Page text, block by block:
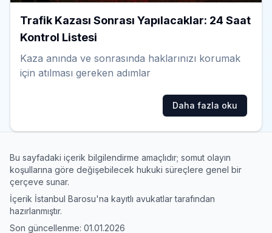
Trafik Kazası Sonrası Yapılacaklar: 24 Saat
Kontrol Listesi
Kaza anında ve sonrasında haklarınızı korumak
için atılması gereken adımlar
Daha fazla oku
Bu sayfadaki içerik bilgilendirme amaçlıdır; somut olayın
koşullarına göre değişebilecek hukuki süreçlere genel bir
çerçeve sunar.
İçerik İstanbul Barosu'na kayıtlı avukatlar tarafından
hazırlanmıştır.
Son güncellenme: 01.01.2026
Deneyiminizi nasıl değerlendirirsiniz?
1
l
e
5
Hiç iyi değil